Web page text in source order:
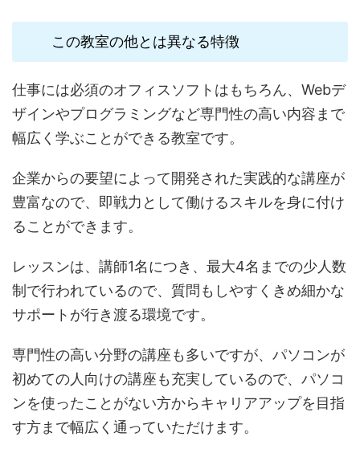
この教室の他とは異なる特徴
仕事には必須のオフィスソフトはもちろん、Webデ
ザインやプログラミングなど専門性の高い内容まで
幅広く学ぶことができる教室です。
企業からの要望によって開発された実践的な講座が
豊富なので、即戦力として働けるスキルを身に付け
ることができます。
レッスンは、講師1名につき、最大4名までの少人数
制で行われているので、質問もしやすくきめ細かな
サポートが行き渡る環境です。
専門性の高い分野の講座も多いですが、パソコンが
初めての人向けの講座も充実しているので、パソコ
ンを使ったことがない方からキャリアアップを目指
す方まで幅広く通っていただけます。